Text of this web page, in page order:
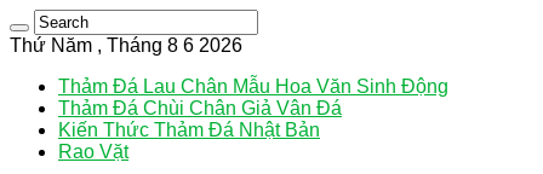
Thứ Năm , Tháng 8 6 2026
Thảm Đá Lau Chân Mẫu Hoa Văn Sinh Động
Thảm Đá Chùi Chân Giả Vân Đá
Kiến Thức Thảm Đá Nhật Bản
Rao Vặt